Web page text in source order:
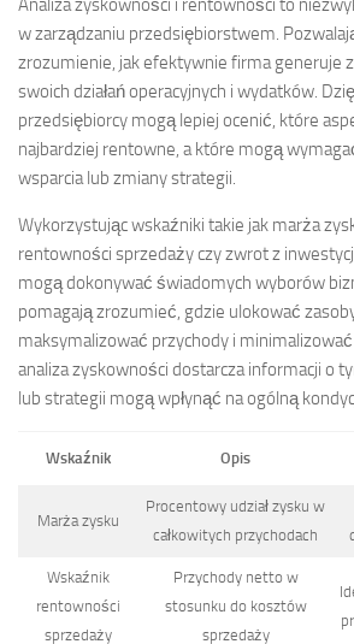
Analiza zyskowności i rentowności to
w zarządzaniu przedsiębiorstwem.
zrozumienie, jak efektywnie firma generuje
swoich działań operacyjnych i wydatków.
przedsiębiorcy mogą lepiej ocenić, które
najbardziej rentowne, a które mogą
wsparcia lub zmiany strategii.
Wykorzystując wskaźniki takie jak marża
rentowności sprzedaży czy zwrot z
mogą dokonywać świadomych wyborów
pomagają zrozumieć, gdzie ulokować
maksymalizować przychody i
analiza zyskowności dostarcza informacji o
lub strategii mogą wpłynąć na ogólną
Wskaźnik Opis
Marża zysku
Procentowy udział zysku w
całkowitych przychodach
Wskaźnik
rentowności
sprzedaży
Przychody netto w
stosunku do kosztów
sprzedaży